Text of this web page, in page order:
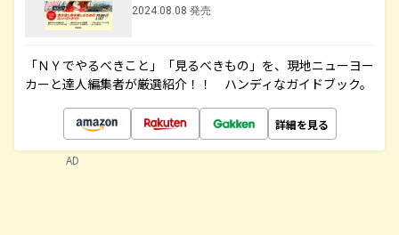
2024.08.08 発売
「ＮＹでやるべきこと」「見るべきもの」を、現地ニューヨー
カーと達人編集者が厳選紹介！！ ハンディなガイドブック。
詳細を見る
AD